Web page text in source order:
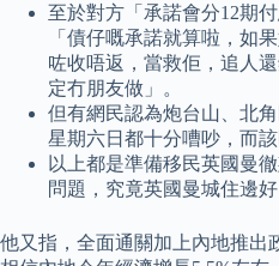
至於對方「承諾會分12期
「債仔嘅承諾就算啦，如
咗收唔返，當救佢，追人
定冇朋友做」。
但有網民認為炮台山、北
星期六日都十分嘈吵，而該
以上都是準備移民英國曼
問題，究竟英國曼城住邊好
他又指，全面通關加上內地推出